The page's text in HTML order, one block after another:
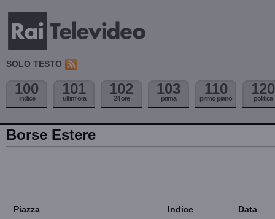
SOLO TESTO
100
indice
101
ultim'ora
102
24 ore
103
prima
110
primo piano
120
politica
Borse Estere
Piazza Indice Data